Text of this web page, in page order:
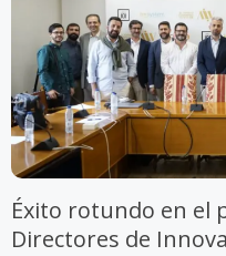
Éxito rotundo en el
Directores de